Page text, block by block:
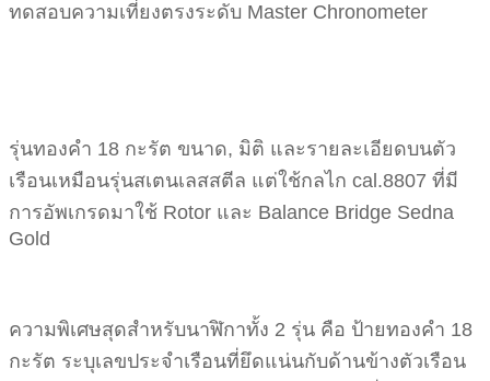
ทดสอบความเที่ยงตรงระดับ Master Chronometer
รุ่นทองคำ 18 กะรัต ขนาด, มิติ และรายละเอียดบนตัว
เรือนเหมือนรุ่นสเตนเลสสตีล แต่ใช้กลไก cal.8807 ที่มี
การอัพเกรดมาใช้ Rotor และ Balance Bridge Sedna
Gold
ความพิเศษสุดสำหรับนาฬิกาทั้ง 2 รุ่น คือ ป้ายทองคำ 18
กะรัต ระบุเลขประจำเรือนที่ยึดแน่นกับด้านข้างตัวเรือน